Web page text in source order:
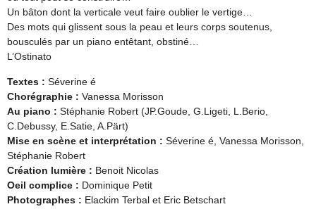
Un bâton dont la verticale veut faire oublier le vertige…
Des mots qui glissent sous la peau et leurs corps soutenus,
bousculés par un piano entêtant, obstiné…
L’Ostinato
Textes : Séverine é
Chorégraphie : Vanessa Morisson
Au piano : Stéphanie Robert (JP.Goude, G.Ligeti, L.Berio,
C.Debussy, E.Satie, A.Pärt)
Mise en scène et interprétation : Séverine é, Vanessa Morisson,
Stéphanie Robert
Création lumière : Benoit Nicolas
Oeil complice : Dominique Petit
Photographes : Elackim Terbal et Eric Betschart